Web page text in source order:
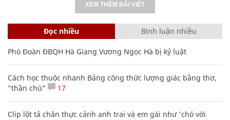
XEM THÊM BÀI VIẾT
Đọc nhiều Bình luận nhiều
Phó Đoàn ĐBQH Hà Giang Vương Ngọc Hà bị kỷ luật
Cách học thuộc nhanh Bảng công thức lượng giác bằng thơ,
"thần chú"
17
Clip lột tả chân thực cảnh anh trai và em gái như 'chó với